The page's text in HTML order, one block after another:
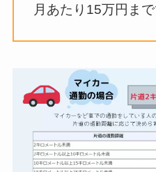
月あたり15万円ま